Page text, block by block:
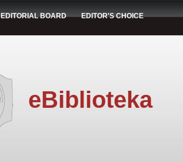
EDITORIAL BOARD EDITOR'S CHOICE
eBiblioteka